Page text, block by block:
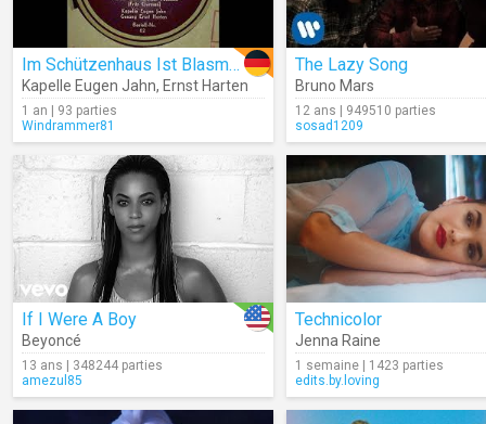
Im Schützenhaus Ist Blasmusik Mit Tanz (Audio)
Kapelle Eugen Jahn, Ernst Harten
1 an | 93 parties
Windrammer81
The Lazy Song
Bruno Mars
12 ans | 949510 parties
sosad1209
If I Were A Boy
Beyoncé
13 ans | 348244 parties
amezul85
Technicolor
Jenna Raine
1 semaine | 1423 parties
edits.by.loving